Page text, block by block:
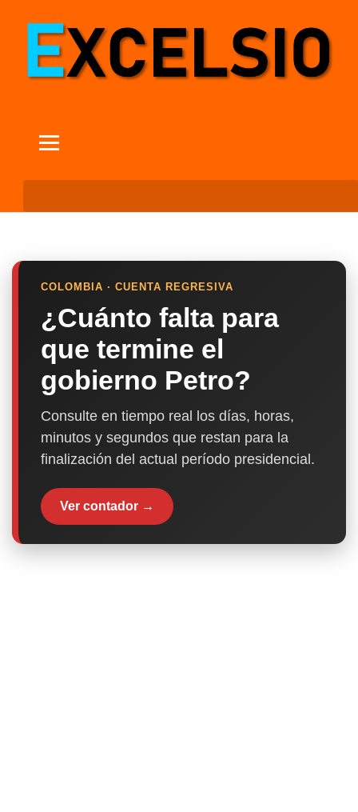
COLOMBIA · CUENTA REGRESIVA
¿Cuánto falta para
que termine el
gobierno Petro?
Consulte en tiempo real los días, horas,
minutos y segundos que restan para la
finalización del actual período presidencial.
Ver contador →